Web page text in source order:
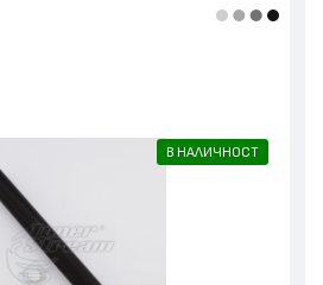
В НАЛИЧНОСТ